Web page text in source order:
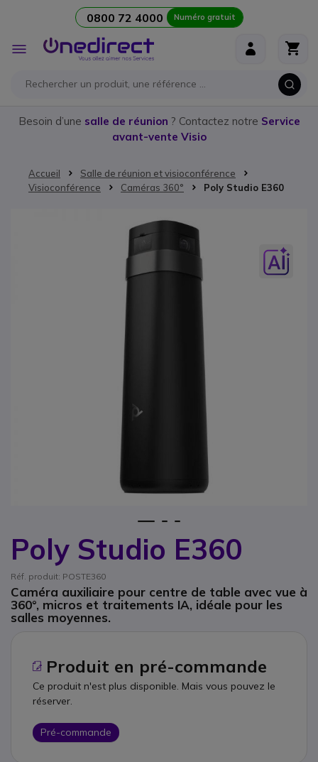
0800 72 4000 Numéro gratuit
Affichage
navigation
Besoin d’une salle de réunion ? Contactez notre Service
avant-vente Visio
Accueil
Salle de réunion et visioconférence
Visioconférence
Caméras 360° Poly Studio E360
Poly Studio E360
Réf. produit: POSTE360
Caméra auxiliaire pour centre de table avec vue à
360°, micros et traitements IA, idéale pour les
salles moyennes.
Produit en pré-commande
Ce produit n'est plus disponible. Mais vous pouvez le
réserver.
Pré-commande
Passer au début de la Galerie d’images